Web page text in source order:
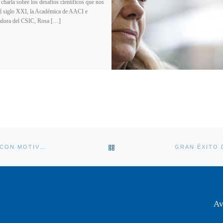
sobre los desafíos científicos que nos
siglo XXI, la Académica de AACI e
del CSIC, Rosa […]
VOLVER A LA LISTA DE